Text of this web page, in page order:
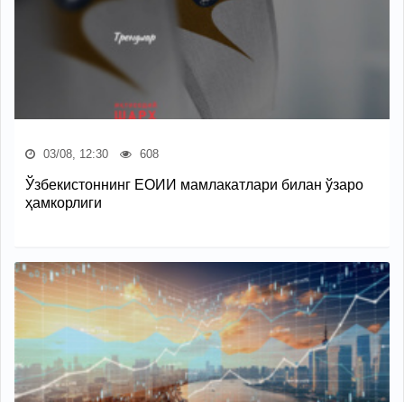
03/08, 12:30 608
Ўзбекистоннинг ЕОИИ мамлакатлари билан ўзаро
ҳамкорлиги